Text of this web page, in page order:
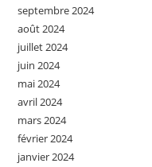
septembre 2024
août 2024
juillet 2024
juin 2024
mai 2024
avril 2024
mars 2024
février 2024
janvier 2024